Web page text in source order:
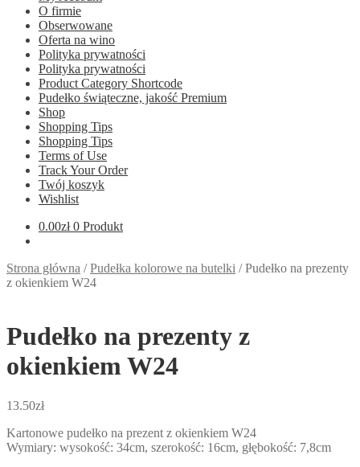
O firmie
Obserwowane
Oferta na wino
Polityka prywatności
Polityka prywatności
Product Category Shortcode
Pudełko świąteczne, jakość Premium
Shop
Shopping Tips
Shopping Tips
Terms of Use
Track Your Order
Twój koszyk
Wishlist
0.00zł 0 Produkt
Strona główna /Pudełka kolorowe na butelki /Pudełko na prezenty
z okienkiem W24
Pudełko na prezenty z
okienkiem W24
13.50zł
Kartonowe pudełko na prezent z okienkiem W24
Wymiary: wysokość: 34cm, szerokość: 16cm, głębokość: 7,8cm